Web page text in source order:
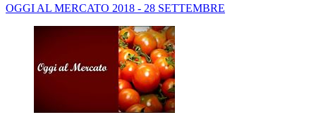
OGGI AL MERCATO 2018 - 28 SETTEMBRE